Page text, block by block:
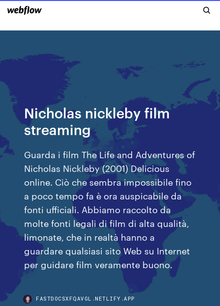
Nicholas nickleby film
streaming
Guarda i film The Life and Adventures of
Nicholas Nickleby (2001) Delicious
online. Ciò che sembra impossibile fino
a poco tempo fa è ora auspicabile da
fonti ufficiali. Abbiamo raccolto da
molte fonti legali di film di alta qualità,
limonate, che in realtà hanno a
guardare qualsiasi sito Web su Internet
per guidare film veramente buono.
FASTDOCSXFQAVGL.NETLIFY.APP